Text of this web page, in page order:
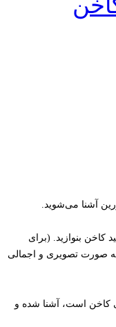
آشنا می‌شوید.
کاخن بنوازید. (برای
و خارجی به صورت تصویری و اجمالی
کاخن است، آشنا شده و